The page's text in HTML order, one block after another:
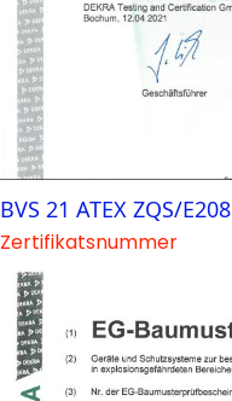
BVS 21 ATEX ZQS/E208
Zertifikatsnummer